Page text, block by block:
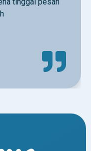
tinggal pesan